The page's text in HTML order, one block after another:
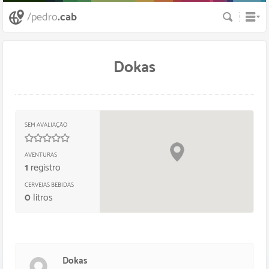
/pedro.cab Busca
Dokas
SEM AVALIAÇÃO
AVENTURAS
1 registro
CERVEJAS BEBIDAS
0litros
Dokas